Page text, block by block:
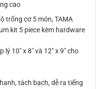
cao
trống cơ 5 món, TAMA
kit 5 piece kèm hardware
10″ x 8″ và 12″ x 9″ cho
tách bạch, dễ ra tiếng